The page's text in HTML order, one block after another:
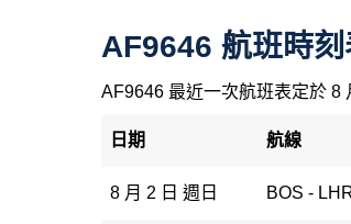
AF9646 航班時刻
AF9646 最近一次航班表定於 8
日期 航線
8 月 2 日 週日 BOS -